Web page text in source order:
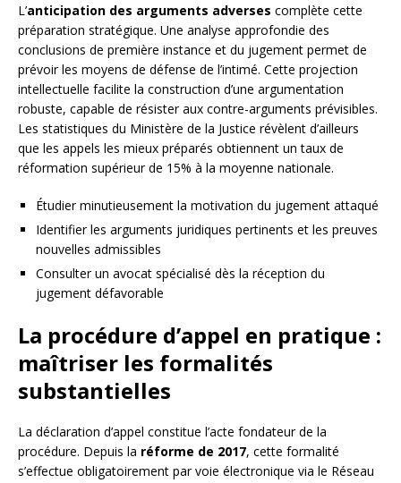
L’anticipation des arguments adverses complète cette
préparation stratégique. Une analyse approfondie des
conclusions de première instance et du jugement permet de
prévoir les moyens de défense de l’intimé. Cette projection
intellectuelle facilite la construction d’une argumentation
robuste, capable de résister aux contre-arguments prévisibles.
Les statistiques du Ministère de la Justice révèlent d’ailleurs
que les appels les mieux préparés obtiennent un taux de
réformation supérieur de 15% à la moyenne nationale.
Étudier minutieusement la motivation du jugement attaqué
Identifier les arguments juridiques pertinents et les preuves
nouvelles admissibles
Consulter un avocat spécialisé dès la réception du
jugement défavorable
La procédure d’appel en pratique :
maîtriser les formalités
substantielles
La déclaration d’appel constitue l’acte fondateur de la
procédure. Depuis la réforme de 2017, cette formalité
s’effectue obligatoirement par voie électronique via le Réseau